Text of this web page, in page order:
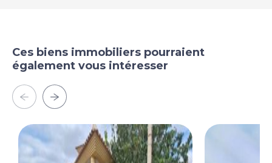
Ces biens immobiliers pourraient
également vous intéresser